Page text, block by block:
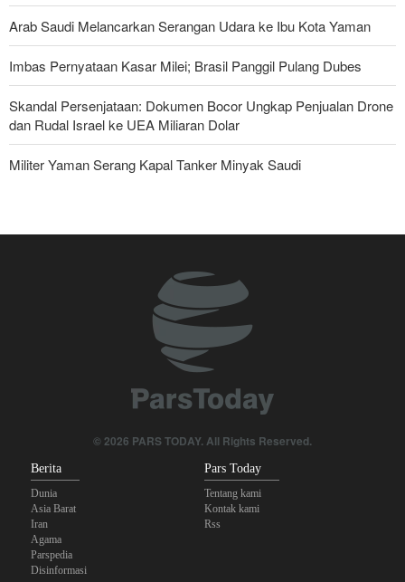
Arab Saudi Melancarkan Serangan Udara ke Ibu Kota Yaman
Imbas Pernyataan Kasar Milei; Brasil Panggil Pulang Dubes
Skandal Persenjataan: Dokumen Bocor Ungkap Penjualan Drone
dan Rudal Israel ke UEA Miliaran Dolar
Militer Yaman Serang Kapal Tanker Minyak Saudi
Brigjen Ebnolreza: Teknologi Iran Lebih Unggul daripada Sistem
Impor Mana Pun di Kawasan
Pangkalan Terorisnya!
Ledakan yang Mengguncang UEA; Di Mana Jebel Ali dan
© 2026 PARS TODAY. All Rights Reserved.
Berita
Dunia
Asia Barat
Iran
Agama
Parspedia
Disinformasi
Pars Today
Tentang kami
Kontak kami
Rss